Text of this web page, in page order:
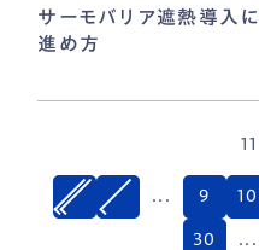
サーモバリア遮熱導入
進め方
... 9 10
30 ...